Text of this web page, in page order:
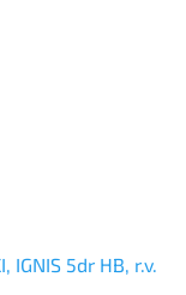
IGNIS 5dr HB, r.v.